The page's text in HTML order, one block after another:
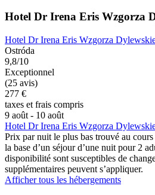
Hotel Dr Irena Eris Wzgorza
Hotel Dr Irena Eris Wzgorza
Ostróda
9,8/10
Exceptionnel
(25 avis)
277 €
taxes et frais compris
9 août - 10 août
Hotel Dr Irena Eris Wzgorza
Prix par nuit le plus bas trouvé au
la base d’un séjour d’une nuit pour 2
disponibilité sont susceptibles de
supplémentaires peuvent s’appliquer.
Afficher tous les hébergements